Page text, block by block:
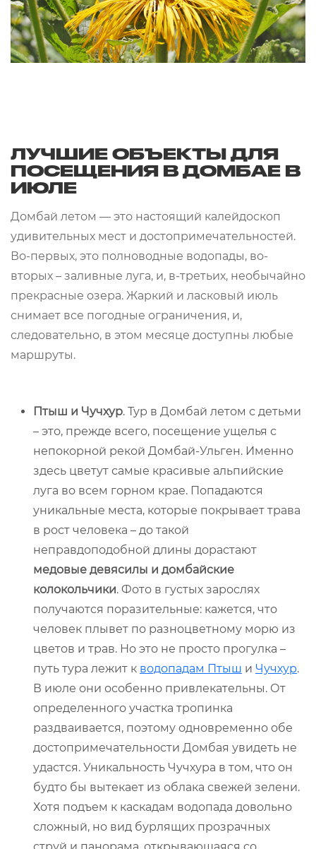
ЛУЧШИЕ ОБЪЕКТЫ ДЛЯ
ПОСЕЩЕНИЯ В ДОМБАЕ В
ИЮЛЕ
Домбай летом — это настоящий калейдоскоп
удивительных мест и достопримечательностей.
Во-первых, это полноводные водопады, во-
вторых – заливные луга, и, в-третьих, необычайно
прекрасные озера. Жаркий и ласковый июль
снимает все погодные ограничения, и,
следовательно, в этом месяце доступны любые
маршруты.
Птыш и Чучхур. Тур в Домбай летом с детьми
– это, прежде всего, посещение ущелья с
непокорной рекой Домбай-Ульген. Именно
здесь цветут самые красивые альпийские
луга во всем горном крае. Попадаются
уникальные места, которые покрывает трава
в рост человека – до такой
неправдоподобной длины дорастают
медовые девясилы и домбайские
колокольчики. Фото в густых зарослях
получаются поразительные: кажется, что
человек плывет по разноцветному морю из
цветов и трав. Но это не просто прогулка –
путь тура лежит к водопадам Птыш и Чучхур.
В июле они особенно привлекательны. От
определенного участка тропинка
раздваивается, поэтому одновременно обе
достопримечательности Домбая увидеть не
удастся. Уникальность Чучхура в том, что он
будто бы вытекает из облака свежей зелени.
Хотя подъем к каскадам водопада довольно
сложный, но вид бурлящих прозрачных
струй и панорама, открывающаяся со